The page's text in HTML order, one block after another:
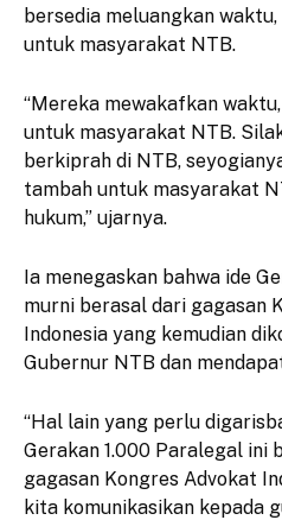
bersedia meluangkan
untuk masyarakat NTB.
“Mereka mewakafkan
untuk masyarakat NTB.
berkiprah di NTB,
tambah untuk masyarakat
hukum,” ujarnya.
Ia menegaskan bahwa ide
murni berasal dari gagasan
Indonesia yang kemudian
Gubernur NTB dan
“Hal lain yang perlu
Gerakan 1.000 Paralegal ini
gagasan Kongres Advokat
kita komunikasikan kepada